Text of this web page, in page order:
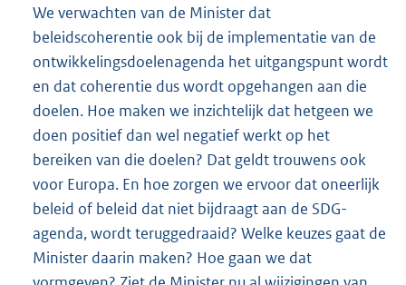
We verwachten van de Minister dat
beleidscoherentie ook bij de implementatie van de
ontwikkelingsdoelenagenda het uitgangspunt wordt
en dat coherentie dus wordt opgehangen aan die
doelen. Hoe maken we inzichtelijk dat hetgeen we
doen positief dan wel negatief werkt op het
bereiken van die doelen? Dat geldt trouwens ook
voor Europa. En hoe zorgen we ervoor dat oneerlijk
beleid of beleid dat niet bijdraagt aan de SDG-
agenda, wordt teruggedraaid? Welke keuzes gaat de
Minister daarin maken? Hoe gaan we dat